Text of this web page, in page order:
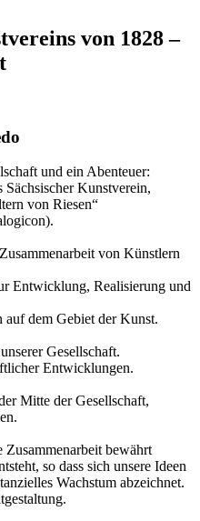
von 1828 –
und ein Abenteuer:
Sächsischer Kunstverein,
von Riesen“
von Künstlern
Entwicklung, Realisierung und
auf dem Gebiet der Kunst.
Gesellschaft.
Entwicklungen.
Mitte der Gesellschaft,
Zusammenarbeit bewährt
so dass sich unsere Ideen
Wachstum abzeichnet.